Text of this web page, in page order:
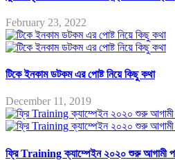
February 23, 2022
টিকে ইনকাম ডটকম এর পোষ্ট নিয়ে কিছু কথা
December 11, 2019
ফ্রি Training ক্যাম্পেইন ২০২০ শুরু আগামী